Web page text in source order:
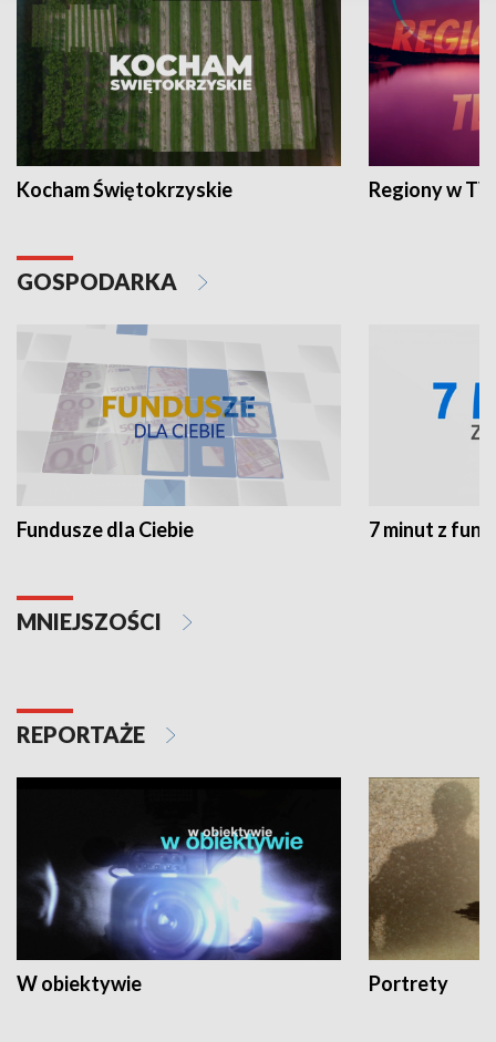
Kocham Świętokrzyskie Regiony w
GOSPODARKA
Fundusze dla Ciebie 7 minut z
MNIEJSZOŚCI
REPORTAŻE
W obiektywie Portrety